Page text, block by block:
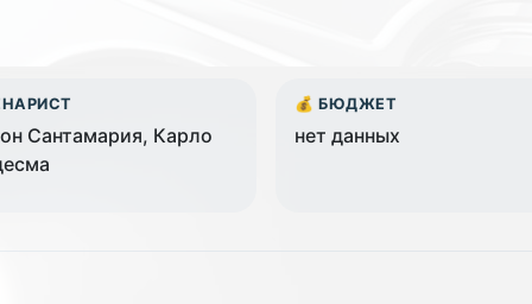
Сантамария, Карло
💰 БЮДЖЕТ
нет данных